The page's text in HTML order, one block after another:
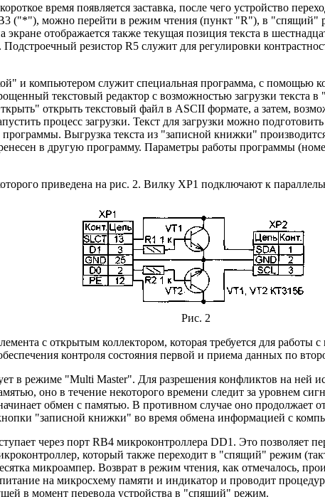
время появляется заставка, после чего устройство
("*"), можно перейти в режим чтения (пункт "R"), в "спящий"
отображается также текущая позиция текста в
резистор R5 служит для регулировки
и компьютером служит специальная программа, с помощью
текстовый редактор с возможностью загрузки текста
открыть текстовый файл в ASCII формате, а затем,
процесс загрузки. Текст для загрузки можно
программы. Выгрузка текста из "записной книжки"
в другую программу. Параметры работы программы
приведена на рис. 2. Вилку ХР1 подключают к
Рис. 2
с открытым коллектором, которая требуется для
контроля состояния первой и приема данных по
в режиме "Multi Master". Для разрешения конфликтов на ней
оно в течение некоторого времени следит за уровнем
обмен с памятью. В противном случае оно продолжает
"записной книжки" во время обмена информацией с
через порт RB4 микроконтроллера DD1. Это позволяет
который также переходит в "спящий" режим
микроампер. Возврат в режим чтения, как отмечалось,
на микросхему памяти и индикатор и проводит
в момент перевода устройства в "спящий" режим.